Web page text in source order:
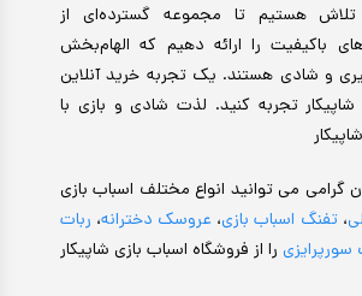
هستیم تا مجموعه گسترده‌ای از
باکیفیت را ارائه دهیم که الهام‌بخش
و شادی هستند. یک تجربه خرید آنلاین
شاپیکار تجربه کنید. لذت شادی و بازی با
می توانید انواع مختلف اسباب بازی
،تفنگ اسباب بازی، عروسک دخترانه، ربات
را از فروشگاه اسباب بازی شاپیکار